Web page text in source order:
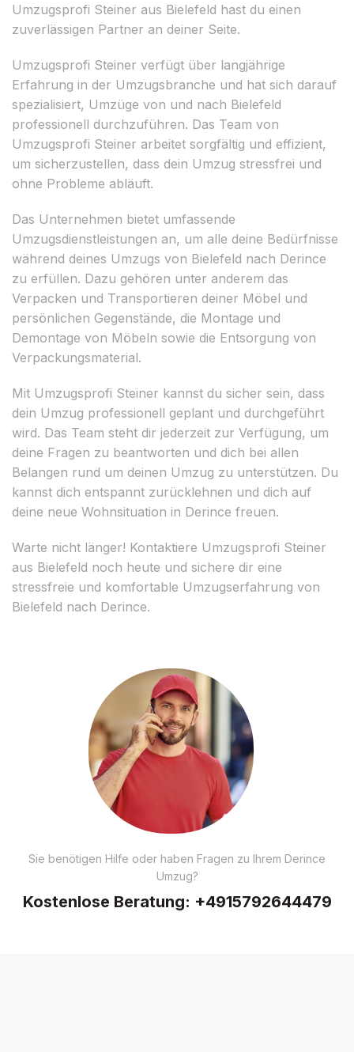
Umzugsprofi Steiner aus Bielefeld hast du einen
zuverlässigen Partner an deiner Seite.
Umzugsprofi Steiner verfügt über langjährige
Erfahrung in der Umzugsbranche und hat sich darauf
spezialisiert, Umzüge von und nach Bielefeld
professionell durchzuführen. Das Team von
Umzugsprofi Steiner arbeitet sorgfältig und effizient,
um sicherzustellen, dass dein Umzug stressfrei und
ohne Probleme abläuft.
Das Unternehmen bietet umfassende
Umzugsdienstleistungen an, um alle deine Bedürfnisse
während deines Umzugs von Bielefeld nach Derince
zu erfüllen. Dazu gehören unter anderem das
Verpacken und Transportieren deiner Möbel und
persönlichen Gegenstände, die Montage und
Demontage von Möbeln sowie die Entsorgung von
Verpackungsmaterial.
Mit Umzugsprofi Steiner kannst du sicher sein, dass
dein Umzug professionell geplant und durchgeführt
wird. Das Team steht dir jederzeit zur Verfügung, um
deine Fragen zu beantworten und dich bei allen
Belangen rund um deinen Umzug zu unterstützen. Du
kannst dich entspannt zurücklehnen und dich auf
deine neue Wohnsituation in Derince freuen.
Warte nicht länger! Kontaktiere Umzugsprofi Steiner
aus Bielefeld noch heute und sichere dir eine
stressfreie und komfortable Umzugserfahrung von
Bielefeld nach Derince.
Sie benötigen Hilfe oder haben Fragen zu Ihrem Derince
Umzug?
Kostenlose Beratung: +4915792644479